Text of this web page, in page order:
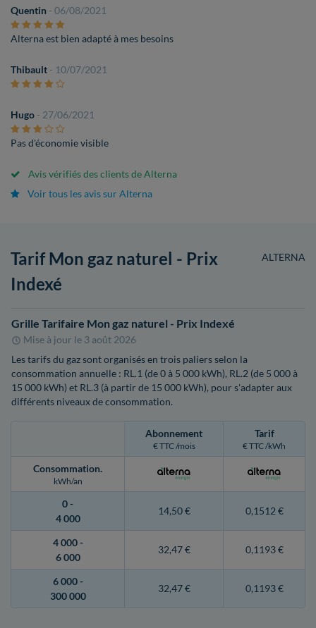
Quentin - 06/08/2021
Alterna est bien adapté à mes besoins
Thibault - 10/07/2021
Hugo - 27/06/2021
Pas d'économie visible
Avis vérifiés des clients de Alterna
Voir tous les avis sur Alterna
ALTERNA
Tarif Mon gaz naturel - Prix
Indexé
Grille Tarifaire Mon gaz naturel - Prix Indexé
Mise à jour le 3 août 2026
Les tarifs du gaz sont organisés en trois paliers selon la
consommation annuelle : RL.1 (de 0 à 5 000 kWh), RL.2 (de 5 000 à
15 000 kWh) et RL.3 (à partir de 15 000 kWh), pour s'adapter aux
différents niveaux de consommation.
Abonnement
€ TTC /mois
Tarif
€ TTC /kWh
Consommation.
kWh/an
0 -
4 000
14,50 € 0,1512 €
4 000 -
6 000
32,47 € 0,1193 €
6 000 -
300 000
32,47 € 0,1193 €